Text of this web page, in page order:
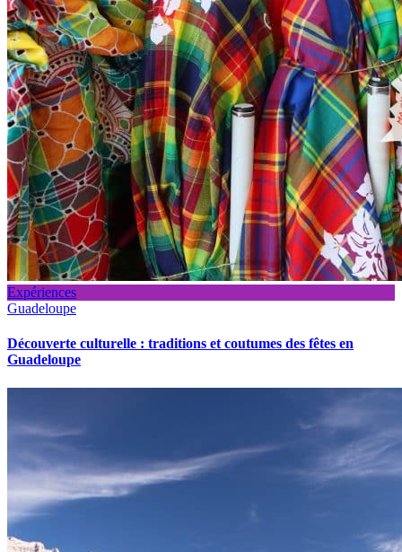
Expériences
Guadeloupe
Découverte culturelle : traditions et coutumes des fêtes en
Guadeloupe